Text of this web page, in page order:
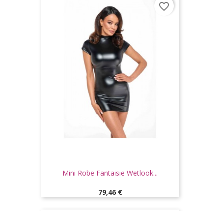
Mini Robe Fantaisie Wetlook...
Prix
79,46 €
favorite_border